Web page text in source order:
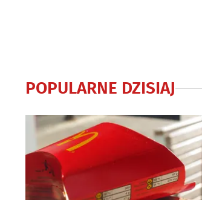
POPULARNE DZISIAJ